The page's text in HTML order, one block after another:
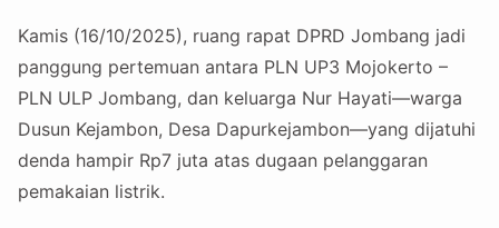
Kamis (16/10/2025), ruang rapat DPRD Jombang jadi
panggung pertemuan antara PLN UP3 Mojokerto –
PLN ULP Jombang, dan keluarga Nur Hayati—warga
Dusun Kejambon, Desa Dapurkejambon—yang dijatuhi
denda hampir Rp7 juta atas dugaan pelanggaran
pemakaian listrik.